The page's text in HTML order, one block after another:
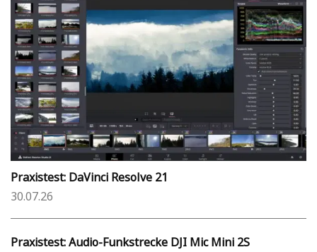
Praxistest: DaVinci Resolve 21
30.07.26
Praxistest: Audio-Funkstrecke DJI Mic Mini 2S